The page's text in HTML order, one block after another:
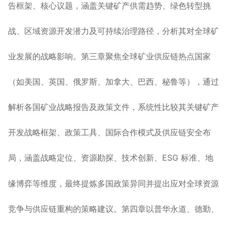
告框架、核心议题，涵盖关键矿产供需趋势、绿色转型挑
战、区域资源开发潜力及可持续治理路径，分析其对全球矿
业发展的战略影响。第三章聚焦全球矿业供应链热点国家
（如美国、英国、俄罗斯、加拿大、巴西、秘鲁等）， 通过
解析各国矿业战略报告及政策文件，系统性比较其关键矿产
开发战略框架、政策工具、国际合作模式及供应链安全布
局，涵盖战略定位、资源勘探、技术创新、 ESG 标准、地
缘博弈等维度，最终提炼多国政策异同并提出应对全球资源
竞争与供应链重构的策略建议。第四章以普华永道、德勤、